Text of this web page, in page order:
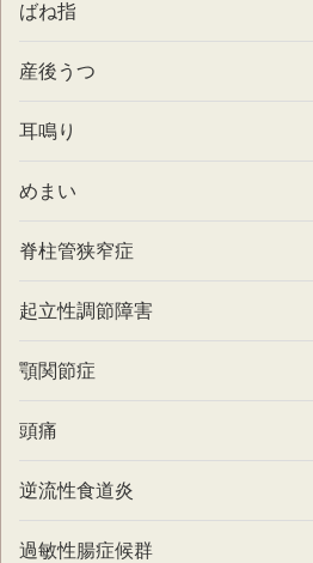
ばね指
産後うつ
耳鳴り
めまい
脊柱管狭窄症
起立性調節障害
顎関節症
頭痛
逆流性食道炎
過敏性腸症候群